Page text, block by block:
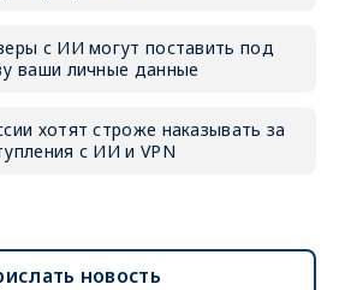
с ИИ могут поставить под
ваши личные данные
хотят строже наказывать за
с ИИ и VPN
новость